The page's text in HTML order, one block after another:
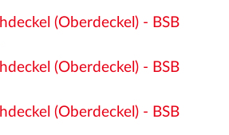
(Oberdeckel) - BSB
(Oberdeckel) - BSB
(Oberdeckel) - BSB